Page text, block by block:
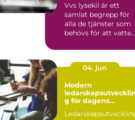
Vvs lysekil är ett
samlat begrepp för
alla de tjänster som
behövs för att vatten,
04. jun
Modern
ledarskapsutvecklin
g för dagens